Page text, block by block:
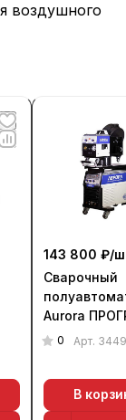
воздушного
143 800 ₽/
Сварочный
Aurora
350 (380 В)
0 Арт.
В